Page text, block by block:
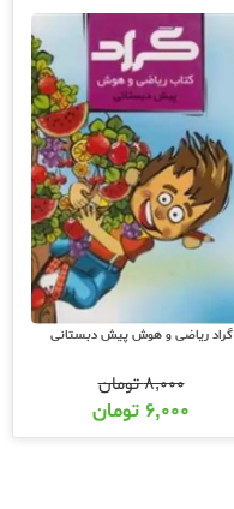
گراد ریاضی و هوش پیش دبستانی
۸,۰۰۰تومان
۶,۰۰۰ تومان